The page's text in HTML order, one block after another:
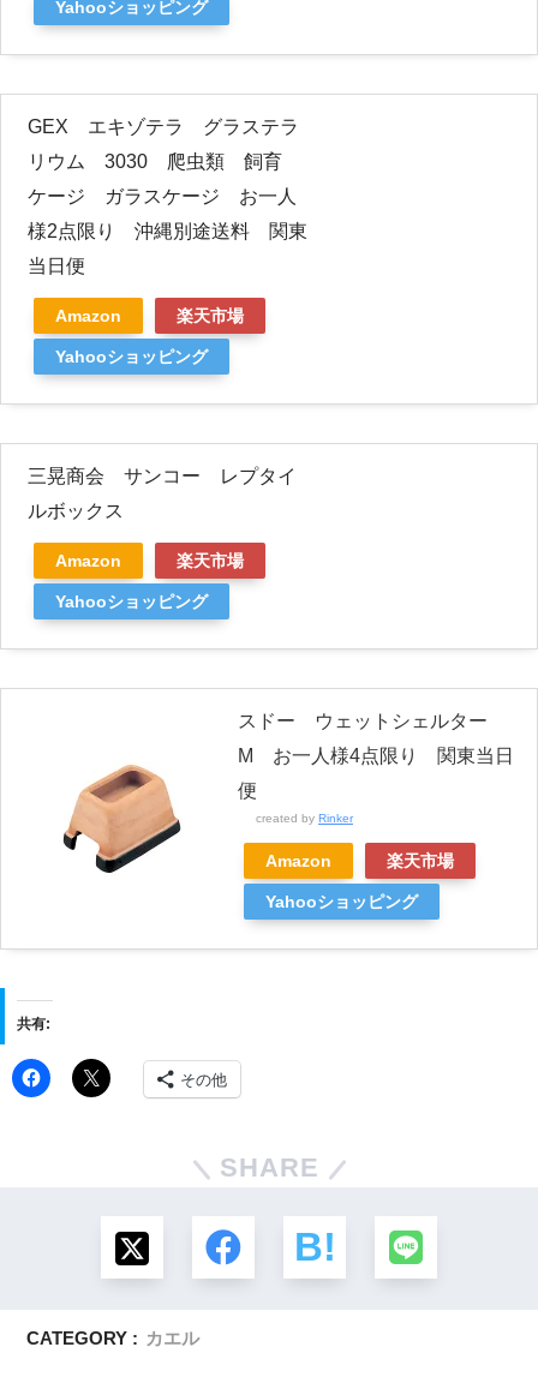
Yahooショッピング
GEX エキゾテラ グラステラ
リウム 3030 爬虫類 飼育
ケージ ガラスケージ お一人
様2点限り 沖縄別途送料 関東
当日便
Amazon 楽天市場
Yahooショッピング
三晃商会 サンコー レプタイ
ルボックス
Amazon 楽天市場
Yahooショッピング
スドー ウェットシェルター
M お一人様4点限り 関東当日
便
created by Rinker
Amazon 楽天市場
Yahooショッピング
共有:
その他
SHARE
CATEGORY : カエル